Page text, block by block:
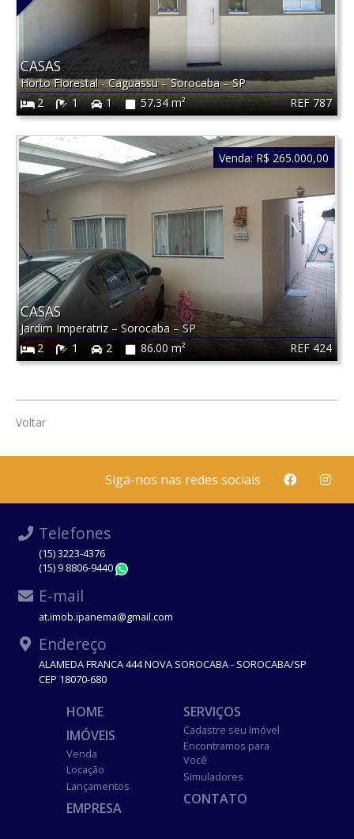
REF 787
CASAS
Horto Florestal - Caguassu–Sorocaba–SP
2
1 1 57.34 m²
REF 424
CASAS
Jardim Imperatriz – Sorocaba –SP
2
1 2 86.00 m²
Venda: R$ 265.000,00
Voltar
Siga-nos nas redes sociais
Telefones
(15) 3223-4376
(15) 9 8806-9440
E-mail
at.imob.ipanema@gmail.com
Endereço
ALAMEDA FRANCA 444 NOVA SOROCABA - SOROCABA/SP
CEP 18070-680
HOME
IMÓVEIS
Venda
Locação
Lançamentos
EMPRESA
SERVIÇOS
Cadastre seu Imóvel
Encontramos para
Você
Simuladores
CONTATO